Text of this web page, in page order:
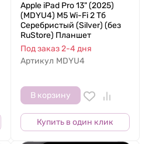
Apple iPad Pro 13" (2025)
(MDYU4) M5 Wi-Fi 2 Тб
Серебристый (Silver) (без
RuStore) Планшет
Под заказ 2-4 дня
Артикул MDYU4
В корзину
Купить в один клик